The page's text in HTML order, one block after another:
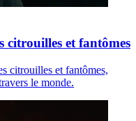
citrouilles et fantômes
citrouilles et fantômes,
le monde.